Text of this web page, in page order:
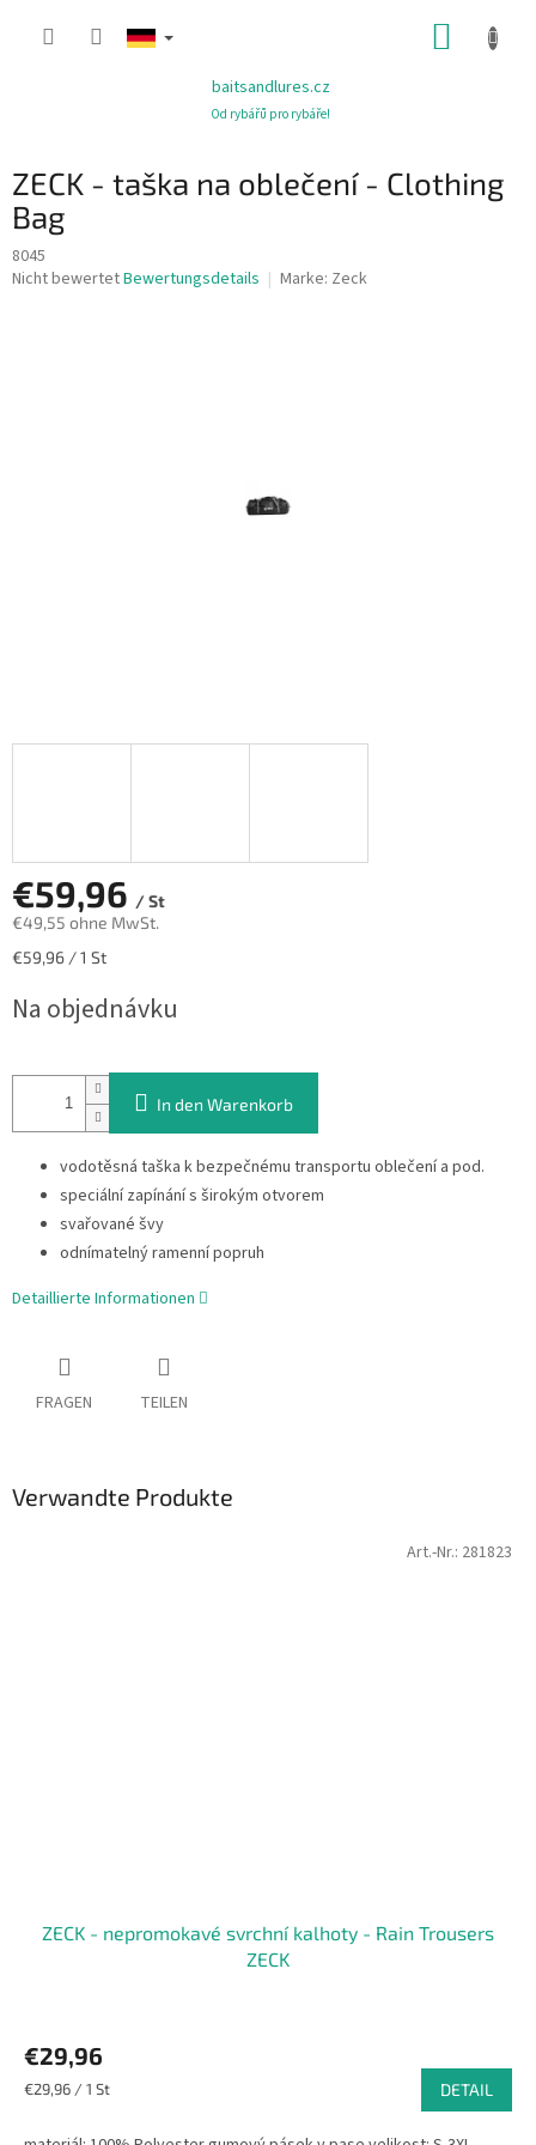
baitsandlures.cz
Od rybářů pro rybáře!
ZECK - taška na oblečení - Clothing
Bag
8045
Die
Nicht bewertetBewertungsdetails Marke: Zeck
€59,96 / St
€49,55 ohne MwSt.
Verkaufspreis:
€59,96 / 1 St
Na objednávku
In den Warenkorb
vodotěsná taška k bezpečnému transportu oblečení a pod.
speciální zapínání s širokým otvorem
svařované švy
odnímatelný ramenní popruh
Detaillierte Informationen
FRAGEN TEILEN
Verwandte Produkte
ZECK - nepromokavé svrchní kalhoty - Rain Trousers
ZECK
€29,96
Verkaufspreis:
€29,96 / 1 St DETAIL
Art.-Nr.: 281823